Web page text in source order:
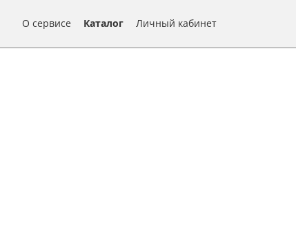
О сервисе Каталог Личный кабинет